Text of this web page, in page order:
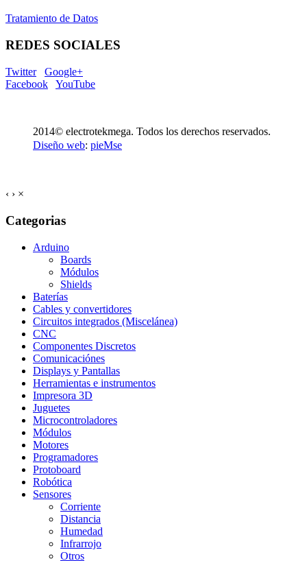
Tratamiento de Datos
REDES SOCIALES
Twitter
Google+
Facebook
YouTube
2014© electrotekmega. Todos los derechos reservados.
Diseño web: pieMse
‹ › ×
Categorias
Arduino
Boards
Módulos
Shields
Baterías
Cables y convertidores
Circuitos integrados (Miscelánea)
CNC
Componentes Discretos
Comunicaciónes
Displays y Pantallas
Herramientas e instrumentos
Impresora 3D
Juguetes
Microcontroladores
Módulos
Motores
Programadores
Protoboard
Robótica
Sensores
Corriente
Distancia
Humedad
Infrarrojo
Otros